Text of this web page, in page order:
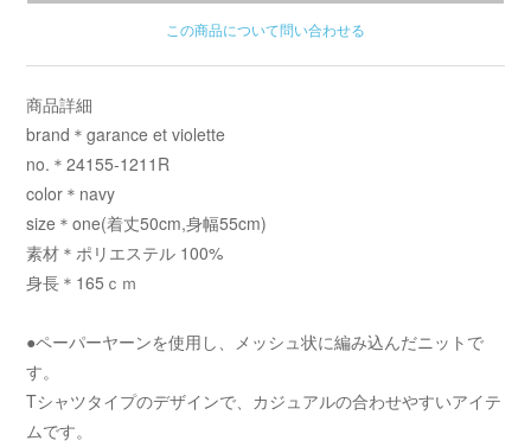
この商品について問い合わせる
商品詳細
brand＊garance et violette
no.＊24155-1211R
color＊navy
size＊one(着丈50cm,身幅55cm)
素材＊ポリエステル 100%
身長＊165ｃｍ
●ペーパーヤーンを使用し、メッシュ状に編み込んだニットで
す。
Tシャツタイプのデザインで、カジュアルの合わせやすいアイテ
ムです。